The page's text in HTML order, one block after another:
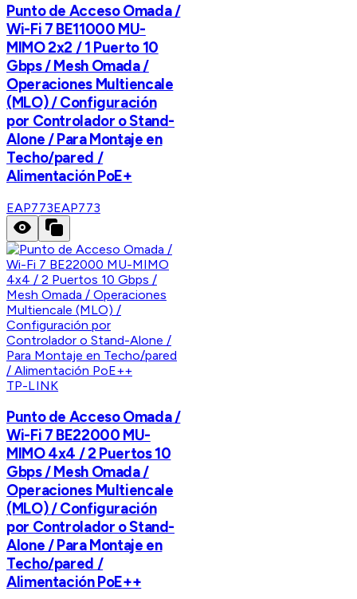
Punto de Acceso Omada /
Wi-Fi 7 BE11000 MU-
MIMO 2x2 / 1 Puerto 10
Gbps / Mesh Omada /
Operaciones Multiencale
(MLO) / Configuración
por Controlador o Stand-
Alone / Para Montaje en
Techo/pared /
Alimentación PoE+
EAP773EAP773
TP-LINK
Punto de Acceso Omada /
Wi-Fi 7 BE22000 MU-
MIMO 4x4 / 2 Puertos 10
Gbps / Mesh Omada /
Operaciones Multiencale
(MLO) / Configuración
por Controlador o Stand-
Alone / Para Montaje en
Techo/pared /
Alimentación PoE++